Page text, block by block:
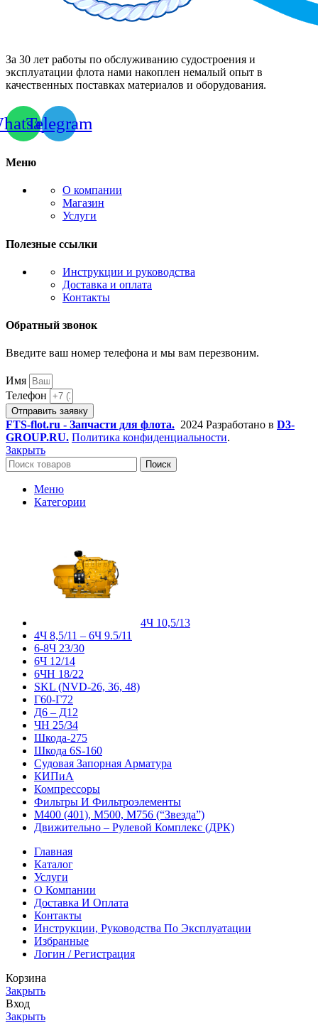
За 30 лет работы по обслуживанию судостроения и
эксплуатации флота нами накоплен немалый опыт в
качественных поставках материалов и оборудования.
Telegram
Меню
О компании
Магазин
Услуги
Полезные ссылки
Инструкции и руководства
Доставка и оплата
Контакты
Обратный звонок
Введите ваш номер телефона и мы вам перезвоним.
Имя
Телефон
Отправить заявку
FTS-flot.ru - Запчасти для флота. 2024 Разработано в D3-
GROUP.RU. Политика конфиденциальности.
Закрыть
Поиск
Меню
Категории
4Ч 10,5/13
4Ч 8,5/11 – 6Ч 9.5/11
6-8Ч 23/30
6Ч 12/14
6ЧН 18/22
SKL (NVD-26, 36, 48)
Г60-Г72
Д6 – Д12
ЧН 25/34
Шкода-275
Шкода 6S-160
Судовая Запорная Арматура
КИПиА
Компрессоры
Фильтры И Фильтроэлементы
М400 (401), М500, М756 (“Звезда”)
Движительно – Рулевой Комплекс (ДРК)
Главная
Каталог
Услуги
О Компании
Доставка И Оплата
Контакты
Инструкции, Руководства По Эксплуатации
Избранные
Логин / Регистрация
Корзина
Закрыть
Вход
Закрыть